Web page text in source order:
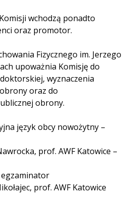
wchodzą ponadto
oraz promotor.
Fizycznego im. Jerzego
upoważnia Komisję do
wyznaczenia
oraz do
obrony.
język obcy nowożytny –
prof. AWF Katowice –
prof. AWF Katowice